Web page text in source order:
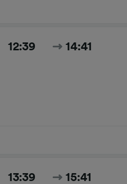
12:39 14:41
13:39 15:41